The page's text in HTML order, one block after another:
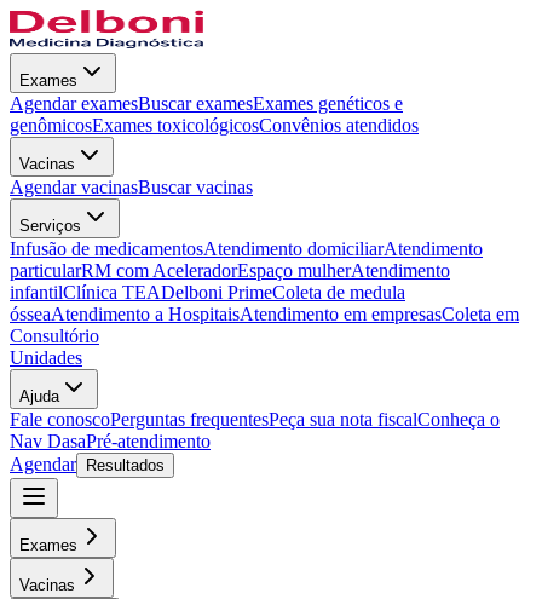
Exames
Agendar examesBuscar examesExames genéticos e
genômicosExames toxicológicosConvênios atendidos
Vacinas
Agendar vacinasBuscar vacinas
Serviços
Infusão de medicamentosAtendimento domiciliarAtendimento
particularRM com AceleradorEspaço mulherAtendimento
infantilClínica TEADelboni PrimeColeta de medula
ósseaAtendimento a HospitaisAtendimento em empresasColeta em
Consultório
Unidades
Ajuda
Fale conoscoPerguntas frequentesPeça sua nota fiscalConheça o
Nav DasaPré-atendimento
Agendar
Resultados
Exames
Vacinas